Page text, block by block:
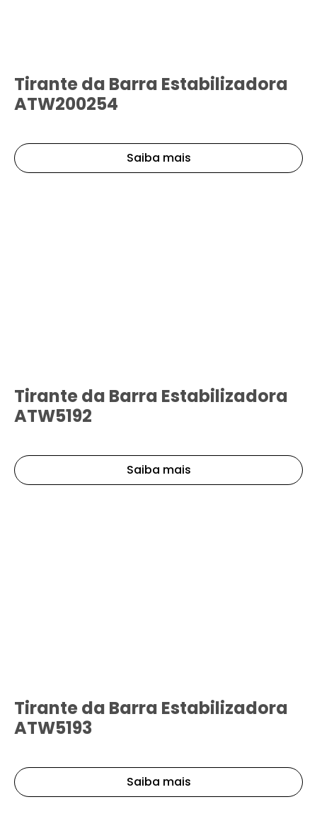
Tirante da Barra Estabilizadora
ATW200254
Saiba mais
Tirante da Barra Estabilizadora
ATW5192
Saiba mais
Tirante da Barra Estabilizadora
ATW5193
Saiba mais